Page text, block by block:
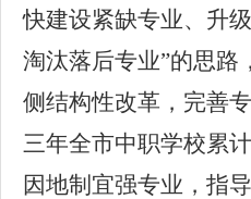
快建设紧缺专业、升
淘汰落后专业”的思路
侧结构性改革，完善
三年全市中职学校累
因地制宜强专业，指